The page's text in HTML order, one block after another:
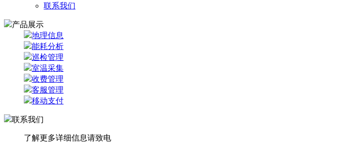
联系我们
产品展示
地理信息
能耗分析
巡检管理
室温采集
收费管理
客服管理
移动支付
联系我们
了解更多详细信息请致电